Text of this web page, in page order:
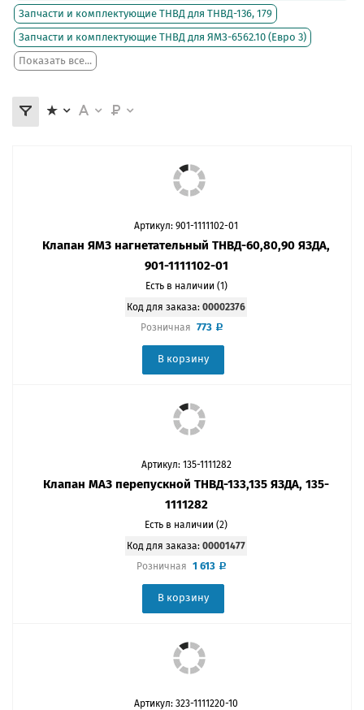
Запчасти и комплектующие ТНВД для ТНВД-136, 179
Запчасти и комплектующие ТНВД для ЯМЗ-6562.10 (Евро 3)
Показать все...
Артикул: 901-1111102-01
Клапан ЯМЗ нагнетательный ТНВД-60,80,90 ЯЗДА,
901-1111102-01
Есть в наличии (1)
Код для заказа: 00002376
Розничная 773
В корзину
Артикул: 135-1111282
Клапан МАЗ перепускной ТНВД-133,135 ЯЗДА, 135-
1111282
Есть в наличии (2)
Код для заказа: 00001477
Розничная 1 613
В корзину
Артикул: 323-1111220-10